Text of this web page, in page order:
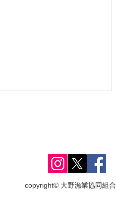
8年度 鮎釣り解禁日のお
copyright© 大野漁業協同組合